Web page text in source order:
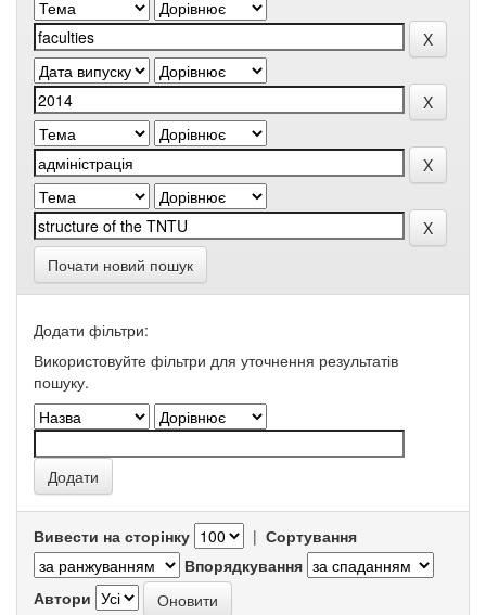
Почати новий пошук
Додати фільтри:
Використовуйте фільтри для уточнення результатів
пошуку.
Вивести на сторінку | Сортування
Впорядкування
Автори